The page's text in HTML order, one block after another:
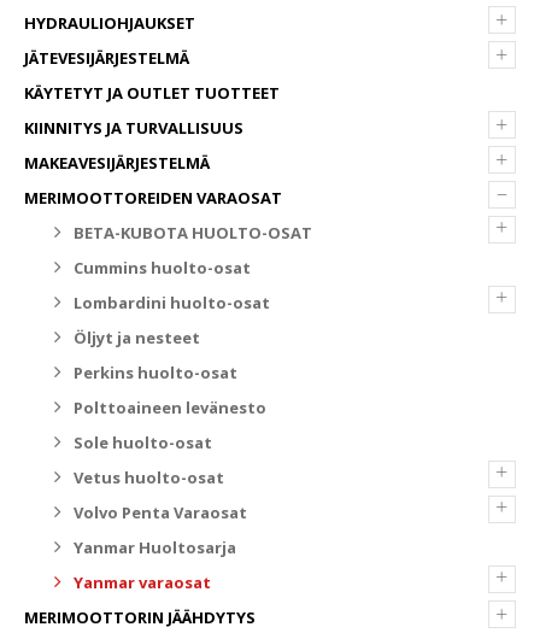
+
HYDRAULIOHJAUKSET
+
JÄTEVESIJÄRJESTELMÄ
KÄYTETYT JA OUTLET TUOTTEET
+
KIINNITYS JA TURVALLISUUS
+
MAKEAVESIJÄRJESTELMÄ
–
MERIMOOTTOREIDEN VARAOSAT
+
BETA-KUBOTA HUOLTO-OSAT
Cummins huolto-osat
+
Lombardini huolto-osat
Öljyt ja nesteet
Perkins huolto-osat
Polttoaineen levänesto
Sole huolto-osat
+
Vetus huolto-osat
+
Volvo Penta Varaosat
Yanmar Huoltosarja
+
Yanmar varaosat
+
MERIMOOTTORIN JÄÄHDYTYS